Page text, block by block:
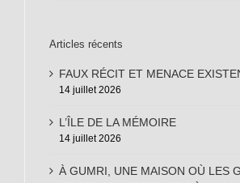
Articles récents
FAUX RÉCIT ET MENACE
14 juillet 2026
L’ÎLE DE LA MÉMOIRE
14 juillet 2026
À GUMRI, UNE MAISON OÙ LES